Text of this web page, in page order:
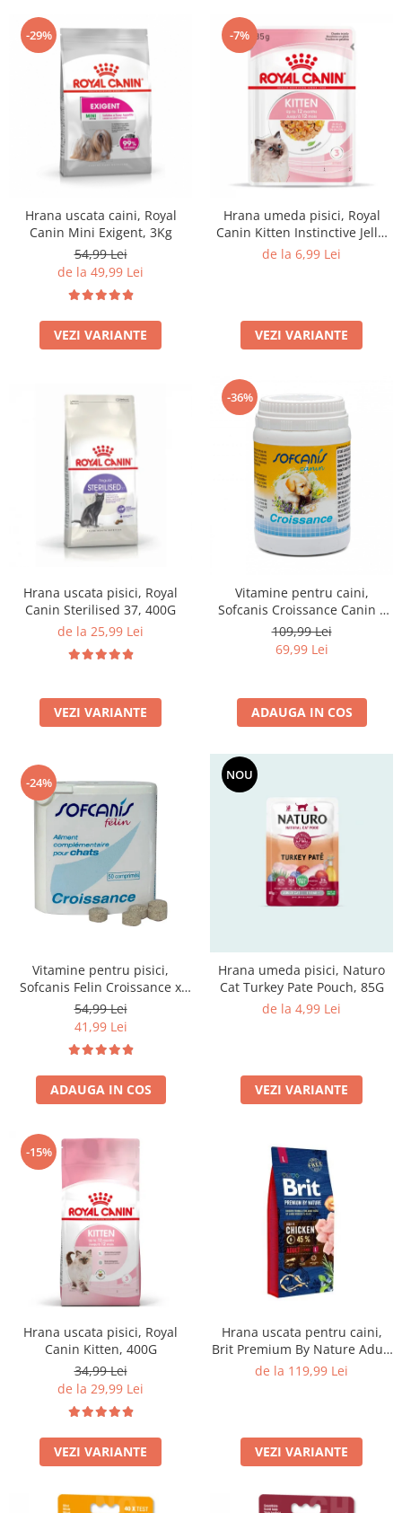
-29%
Hrana uscata caini, Royal
Canin Mini Exigent, 3Kg
54,99 Lei
de la 49,99 Lei
VEZI VARIANTE
-7%
Hrana umeda pisici, Royal
Canin Kitten Instinctive Jelly,
85G
de la 6,99 Lei
VEZI VARIANTE
Hrana uscata pisici, Royal
Canin Sterilised 37, 400G
de la 25,99 Lei
VEZI VARIANTE
-36%
Vitamine pentru caini,
Sofcanis Croissance Canin x
50 comprimate
109,99 Lei
69,99 Lei
ADAUGA IN COS
-24%
Vitamine pentru pisici,
Sofcanis Felin Croissance x
50cp
54,99 Lei
41,99 Lei
ADAUGA IN COS
NOU
Hrana umeda pisici, Naturo
Cat Turkey Pate Pouch, 85G
de la 4,99 Lei
VEZI VARIANTE
-15%
Hrana uscata pisici, Royal
Canin Kitten, 400G
34,99 Lei
de la 29,99 Lei
VEZI VARIANTE
Hrana uscata pentru caini,
Brit Premium By Nature Adult
L, 15 Kg
de la 119,99 Lei
VEZI VARIANTE